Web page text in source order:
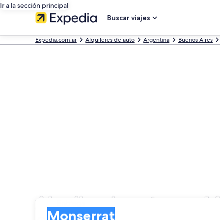
Ir a la sección principal
Buscar viajes
Expedia.com.ar Alquileres de auto Argentina Buenos Aires
Alquiler de autos en
Monserrat